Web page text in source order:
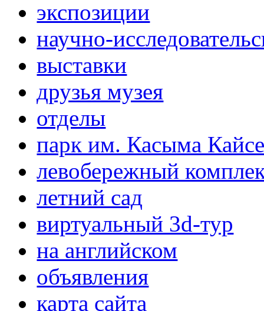
экспозиции
научно-
выставки
друзья музея
отделы
парк им. Касыма
левобережный
летний сад
виртуальный 3d-тур
на английском
объявления
карта сайта